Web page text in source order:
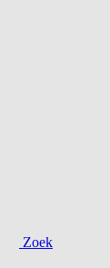
Zoek